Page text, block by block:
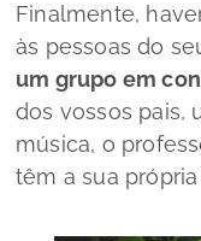
Finalmente,
às pessoas do
um grupo em
dos vossos pais,
música, o
têm a sua